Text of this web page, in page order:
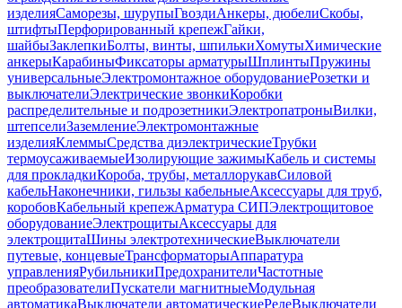
изделияСаморезы, шурупыГвоздиАнкеры, дюбелиСкобы,
штифтыПерфорированный крепежГайки,
шайбыЗаклепкиБолты, винты, шпилькиХомутыХимические
анкерыКарабиныФиксаторы арматурыШплинтыПружины
универсальныеЭлектромонтажное оборудованиеРозетки и
выключателиЭлектрические звонкиКоробки
распределительные и подрозетникиЭлектропатроныВилки,
штепселиЗаземлениеЭлектромонтажные
изделияКлеммыСредства диэлектрическиеТрубки
термоусаживаемыеИзолирующие зажимыКабель и системы
для прокладкиКороба, трубы, металлорукавСиловой
кабельНаконечники, гильзы кабельныеАксессуары для труб,
коробовКабельный крепежАрматура СИПЭлектрощитовое
оборудованиеЭлектрощитыАксессуары для
электрощитаШины электротехническиеВыключатели
путевые, концевыеТрансформаторыАппаратура
управленияРубильникиПредохранителиЧастотные
преобразователиПускатели магнитныеМодульная
автоматикаВыключатели автоматическиеРелеВыключатели